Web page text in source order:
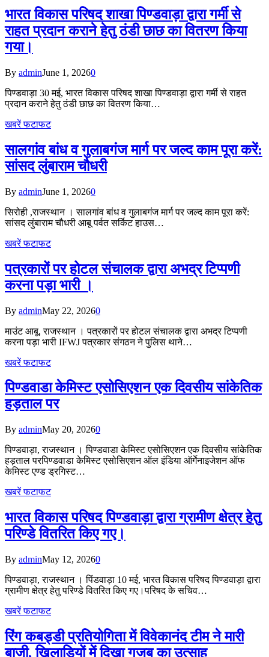
भारत विकास परिषद शाखा पिण्डवाड़ा द्वारा गर्मी से
राहत प्रदान कराने हेतु ठंडी छाछ का वितरण किया
गया।
By adminJune 1, 20260
पिण्डवाड़ा 30 मई, भारत विकास परिषद शाखा पिण्डवाड़ा द्वारा गर्मी से राहत
प्रदान कराने हेतु ठंडी छाछ का वितरण किया…
खबरें फटाफट
सालगांव बांध व गुलाबगंज मार्ग पर जल्द काम पूरा करें:
सांसद लुंबाराम चौधरी
By adminJune 1, 20260
सिरोही ,राजस्थान । सालगांव बांध व गुलाबगंज मार्ग पर जल्द काम पूरा करें:
सांसद लुंबाराम चौधरी आबू पर्वत सर्किट हाउस…
खबरें फटाफट
पत्रकारों पर होटल संचालक द्वारा अभद्र टिप्पणी
करना पड़ा भारी ।
By adminMay 22, 20260
माउंट आबू, राजस्थान । पत्रकारों पर होटल संचालक द्वारा अभद्र टिप्पणी
करना पड़ा भारी IFWJ पत्रकार संगठन ने पुलिस थाने…
खबरें फटाफट
पिण्डवाडा केमिस्ट एसोसिएशन एक दिवसीय सांकेतिक
हड़ताल पर
By adminMay 20, 20260
पिण्डवाड़ा, राजस्थान । पिण्डवाडा केमिस्ट एसोसिएशन एक दिवसीय सांकेतिक
हड़ताल परपिण्डवाडा केमिस्ट एसोसिएशन ऑल इंडिया ऑर्गेनाइजेशन ऑफ
केमिस्ट एण्ड ड्रगिस्ट…
खबरें फटाफट
भारत विकास परिषद पिण्डवाड़ा द्वारा ग्रामीण क्षेत्र हेतु
परिण्डे वितरित किए गए।
By adminMay 12, 20260
पिण्डवाड़ा, राजस्थान । पिंडवाड़ा 10 मई, भारत विकास परिषद पिण्डवाड़ा द्वारा
ग्रामीण क्षेत्र हेतु परिण्डे वितरित किए गए।परिषद के सचिव…
खबरें फटाफट
रिंग कबड्डी प्रतियोगिता में विवेकानंद टीम ने मारी
बाजी, खिलाड़ियों में दिखा गजब का उत्साह